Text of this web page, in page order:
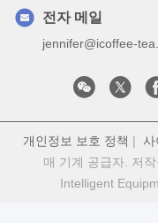
전자 메일
jennifer@icoffee-
개인정보 보호 정책 | 사
매 기계 공급자. 저
Intelligent